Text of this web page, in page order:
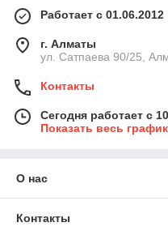
Работает с 01.06.2012
г. Алматы
ул. Сатпаева 90/25,
Контакты
Сегодня работает с
Показать весь
О нас
Контакты